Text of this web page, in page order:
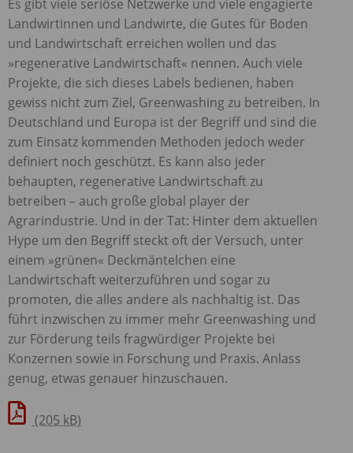
Es gibt viele seriöse Netzwerke und viele engagierte
Landwirtinnen und Landwirte, die Gutes für Boden
und Landwirtschaft erreichen wollen und das
»regenerative Landwirtschaft« nennen. Auch viele
Projekte, die sich dieses Labels bedienen, haben
gewiss nicht zum Ziel, Greenwashing zu betreiben. In
Deutschland und Europa ist der Begriff und sind die
zum Einsatz kommenden Methoden jedoch weder
definiert noch geschützt. Es kann also jeder
behaupten, regenerative Landwirtschaft zu
betreiben – auch große global player der
Agrarindustrie. Und in der Tat: Hinter dem aktuellen
Hype um den Begriff steckt oft der Versuch, unter
einem »grünen« Deckmäntelchen eine
Landwirtschaft weiterzuführen und sogar zu
promoten, die alles andere als nachhaltig ist. Das
führt inzwischen zu immer mehr Greenwashing und
zur Förderung teils fragwürdiger Projekte bei
Konzernen sowie in Forschung und Praxis. Anlass
genug, etwas genauer hinzuschauen.
(205 kB)